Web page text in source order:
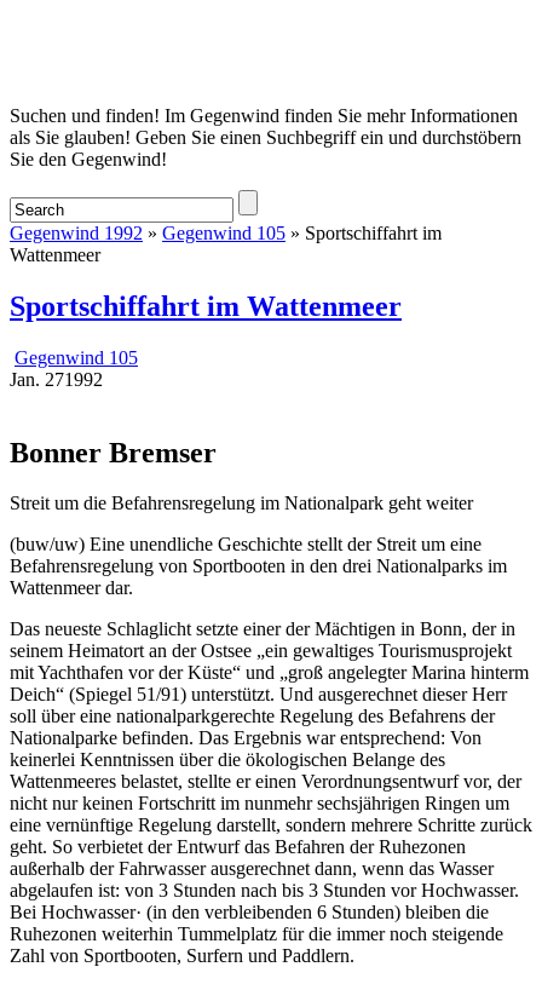
Startseite
Suchen und finden! Im Gegenwind finden Sie mehr Informationen
als Sie glauben! Geben Sie einen Suchbegriff ein und durchstöbern
Sie den Gegenwind!
Gegenwind 1992 » Gegenwind 105 » Sportschiffahrt im
Wattenmeer
Sportschiffahrt im Wattenmeer
Gegenwind 105
Jan. 271992
Bonner Bremser
Streit um die Befahrensregelung im Nationalpark geht weiter
(buw/uw) Eine unendliche Geschichte stellt der Streit um eine
Befahrensregelung von Sportbooten in den drei Nationalparks im
Wattenmeer dar.
Das neueste Schlaglicht setzte einer der Mächtigen in Bonn, der in
seinem Heimatort an der Ostsee „ein gewaltiges Tourismusprojekt
mit Yachthafen vor der Küste“ und „groß angelegter Marina hinterm
Deich“ (Spiegel 51/91) unterstützt. Und ausgerechnet dieser Herr
soll über eine nationalparkgerechte Regelung des Befahrens der
Nationalparke befinden. Das Ergebnis war entsprechend: Von
keinerlei Kenntnissen über die ökologischen Belange des
Wattenmeeres belastet, stellte er einen Verordnungsentwurf vor, der
nicht nur keinen Fortschritt im nunmehr sechsjährigen Ringen um
eine vernünftige Regelung darstellt, sondern mehrere Schritte zurück
geht. So verbietet der Entwurf das Befahren der Ruhezonen
außerhalb der Fahrwasser ausgerechnet dann, wenn das Wasser
abgelaufen ist: von 3 Stunden nach bis 3 Stunden vor Hochwasser.
Bei Hochwasser· (in den verbleibenden 6 Stunden) bleiben die
Ruhezonen weiterhin Tummelplatz für die immer noch steigende
Zahl von Sportbooten, Surfern und Paddlern.